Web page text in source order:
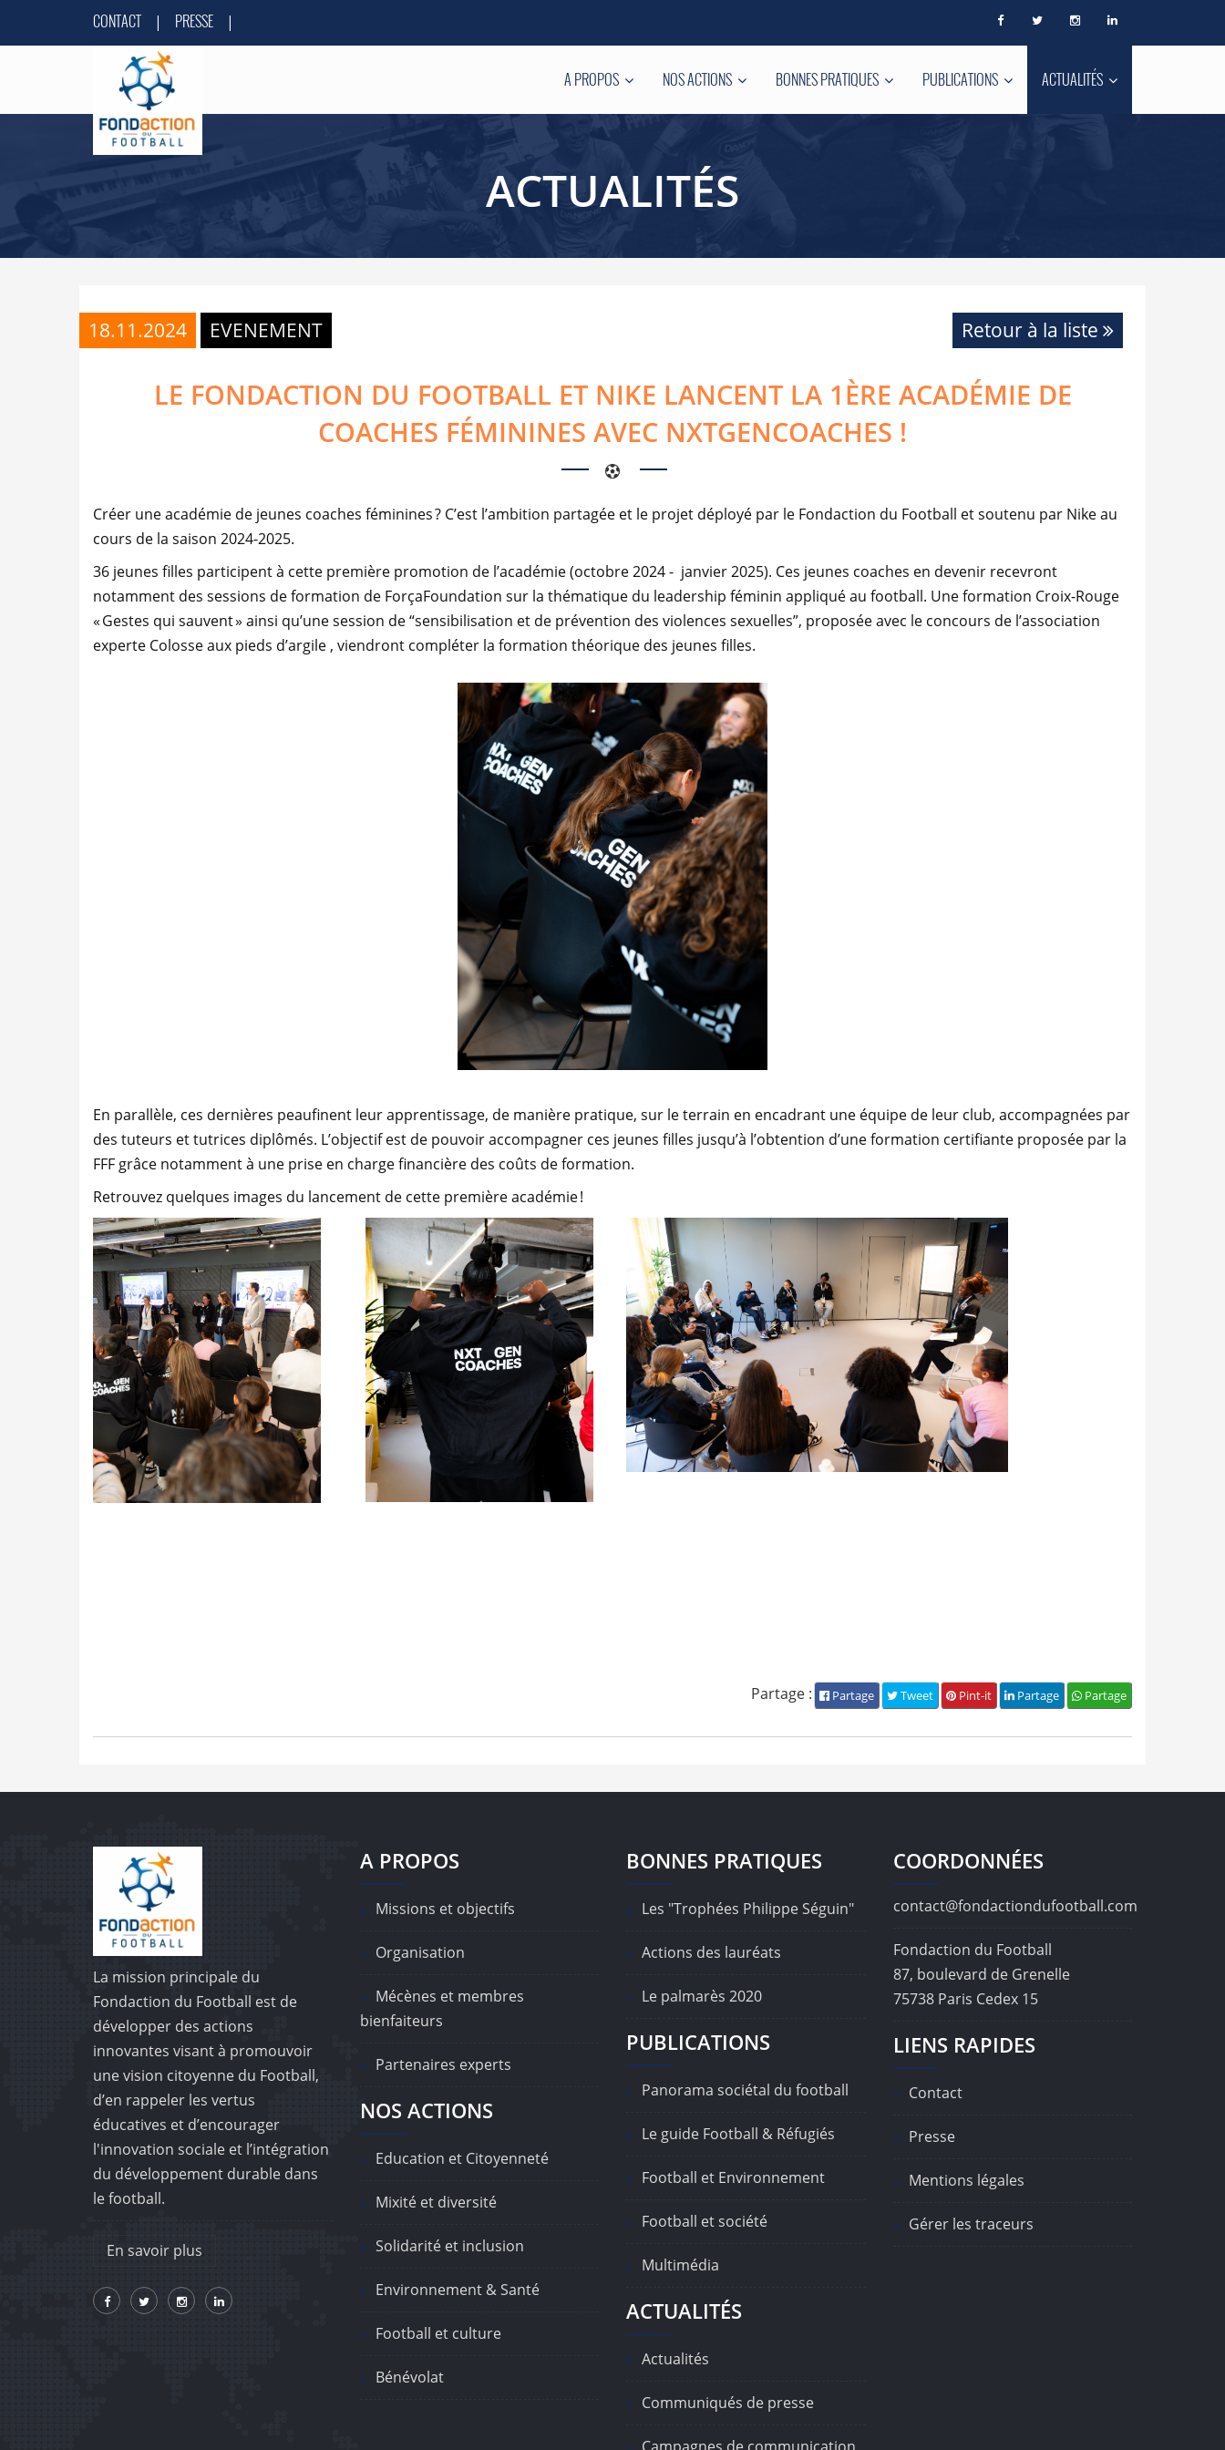
CONTACT | PRESSE |
A PROPOS NOS ACTIONS BONNES PRATIQUES PUBLICATIONS ACTUALITÉS
ACTUALITÉS
18.11.2024 EVENEMENT Retour à la liste
LE FONDACTION DU FOOTBALL ET NIKE LANCENT LA 1ÈRE ACADÉMIE DE
COACHES FÉMININES AVEC NXTGENCOACHES !
Créer une académie de jeunes coaches féminines ? C’est l’ambition partagée et le projet déployé par le Fondaction du Football etsoutenu par Nike au
cours de la saison 2024-2025.
36 jeunes filles participent à cette première promotion de l’académie(octobre 2024- janvier 2025). Ces jeunes coaches en devenir recevront
notamment des sessions de formation de ForçaFoundation sur la thématique du leadership féminin appliqué au football. Une formation Croix-Rouge
« Gestes qui sauvent » ainsi qu’une session de“sensibilisation et de prévention des violences sexuelles”, proposée avec le concours de l’association
experte Colosse aux pieds d’argile , viendront compléter la formation théorique des jeunes filles.
En parallèle, ces dernières peaufinent leur apprentissage, de manière pratique, sur le terrain en encadrant une équipe de leur club, accompagnées par
des tuteurs et tutrices diplômés. L’objectif est de pouvoir accompagner ces jeunes filles jusqu’à l’obtention d’une formation certifiante proposée par la
FFF grâce notamment à une prise en charge financière des coûts de formation.
Retrouvez quelques images du lancement de cette première académie !
Partage
Partage
Pint-it
Tweet
Partage
Partage :
La mission principale du
Fondaction du Football est de
développer des actions
innovantes visant à promouvoir
une vision citoyenne du Football,
d’en rappeler les vertus
éducatives et d’encourager
l'innovation sociale et l’intégration
du développement durable dans
le football.
En savoir plus
A PROPOS
Missions et objectifs
Organisation
Mécènes et membres
bienfaiteurs
Partenaires experts
NOS ACTIONS
Education et Citoyenneté
Mixité et diversité
Solidarité et inclusion
Environnement & Santé
Football et culture
Bénévolat
BONNES PRATIQUES
Les "Trophées Philippe Séguin"
Actions des lauréats
Le palmarès 2020
PUBLICATIONS
Panorama sociétal du football
Le guide Football & Réfugiés
Football et Environnement
Football et société
Multimédia
ACTUALITÉS
Actualités
Communiqués de presse
COORDONNÉES
contact@fondactiondufootball.com
Fondaction du Football
87, boulevard de Grenelle
75738 Paris Cedex 15
LIENS RAPIDES
Contact
Presse
Mentions légales
Gérer les traceurs